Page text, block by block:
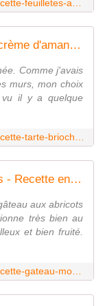
Tarte briochée aux abricots et à la crème d'amandes - Recette en vidéo - www.sucreetepices.com
Comme j'avais
murs, mon choix
vu il y a quelque
Gâteau moelleux abricots pistaches - Recette en vidéo - www.sucreetepices.com
aux abricots
très bien au
et bien fruité.